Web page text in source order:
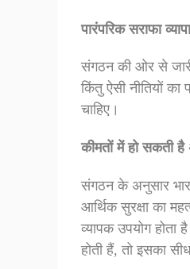
पारंपरिक सराफा
संगठन की ओर से
किंतु ऐसी नीतियों का
चाहिए।
कीमतों में हो सकती है
संगठन के अनुसार
आर्थिक सुरक्षा का
व्यापक उपयोग होता
होती हैं, तो इसका